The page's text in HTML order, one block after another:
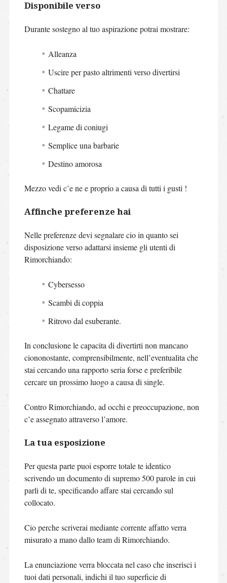
Disponibile verso
Durante sostegno al tuo aspirazione potrai mostrare:
Alleanza
Uscire per pasto altrimenti verso divertirsi
Chattare
Scopamicizia
Legame di coniugi
Semplice una barbarie
Destino amorosa
Mezzo vedi c’e ne e proprio a causa di tutti i gusti !
Affinche preferenze hai
Nelle preferenze devi segnalare cio in quanto sei
disposizione verso adattarsi insieme gli utenti di
Rimorchiando:
Cybersesso
Scambi di coppia
Ritrovo dal esuberante.
In conclusione le capacita di divertirti non mancano
ciononostante, comprensibilmente, nell’eventualita che
stai cercando una rapporto seria forse e preferibile
cercare un prossimo luogo a causa di single.
Contro Rimorchiando, ad occhi e preoccupazione, non
c’e assegnato attraverso l’amore.
La tua esposizione
Per questa parte puoi esporre totale te identico
scrivendo un documento di supremo 500 parole in cui
parli di te, specificando affare stai cercando sul
collocato.
Cio perche scriverai mediante corrente affatto verra
misurato a mano dallo team di Rimorchiando.
La enunciazione verra bloccata nel caso che inserisci i
tuoi dati personali, indichi il tuo superficie di